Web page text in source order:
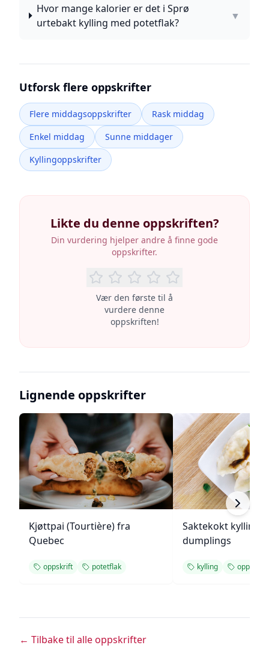
Hvor mange kalorier er det i Sprø
urtebakt kylling med potetflak?
▼
Utforsk flere oppskrifter
Flere middagsoppskrifter
Rask middag
Enkel middag
Sunne middager
Kyllingoppskrifter
Likte du denne oppskriften?
Din vurdering hjelper andre å finne gode
oppskrifter.
Vær den første til å
vurdere denne
oppskriften!
Lignende oppskrifter
Kjøttpai (Tourtière) fra
Quebec
oppskrift potetflak
Saktekokt kylling
dumplings
kylling oppskrift
← Tilbake til alle oppskrifter